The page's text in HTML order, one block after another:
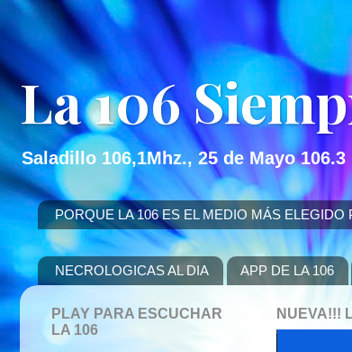
La 106
Saladillo 106,1Mhz., 25 de Mayo
PORQUE LA 106 ES EL MEDIO MÁS ELEGIDO
NECROLOGICAS AL DIA APP DE LA 106
NUEVA!!!
PLAY PARA ESCUCHAR
LA 106